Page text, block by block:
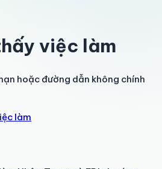
việc làm
hoặc đường dẫn không chính
làm